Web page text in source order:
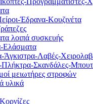
Έδρανα-Κουζινέτα
λοιπά συσκευής
Ελάσματα
Άγκιστρα-Λαβές-
Σκανδάλες-
μειωτήρες στροφών
υλικά